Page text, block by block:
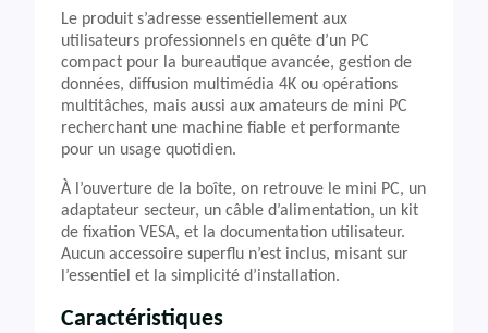
Le produit s’adresse essentiellement aux
utilisateurs professionnels en quête d’un PC
compact pour la bureautique avancée, gestion de
données, diffusion multimédia 4K ou opérations
multitâches, mais aussi aux amateurs de mini PC
recherchant une machine fiable et performante
pour un usage quotidien.
À l’ouverture de la boîte, on retrouve le mini PC, un
adaptateur secteur, un câble d’alimentation, un kit
de fixation VESA, et la documentation utilisateur.
Aucun accessoire superflu n’est inclus, misant sur
l’essentiel et la simplicité d’installation.
Caractéristiques